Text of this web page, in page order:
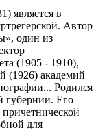
является в
Автор
один из
(1905 - 1910),
(1926) академий
Родился
губернии. Его
для